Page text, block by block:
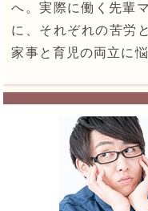
へ。実際に働く先輩
に、それぞれの苦労
家事と育児の両立に